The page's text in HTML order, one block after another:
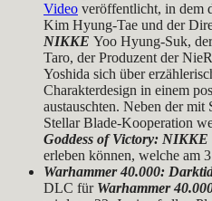
Video veröffentlicht, in dem
Kim Hyung-Tae und der
NIKKE Yoo Hyung-Suk,
Taro, der Produzent der
Yoshida sich über
Charakterdesign in einem
austauschten. Neben der mit
Stellar Blade-Kooperation
Goddess of Victory: NIKKE
erleben können, welche am
Warhammer 40.000:
DLC für Warhammer